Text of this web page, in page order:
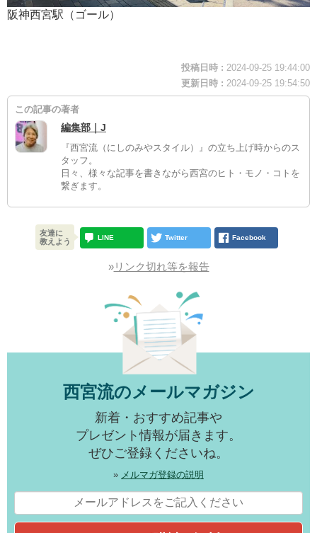
阪神西宮駅（ゴール）
投稿日時 : 2024-09-25 19:44:00
更新日時 : 2024-09-25 19:54:50
この記事の著者
編集部｜J
『西宮流（にしのみやスタイル）』の立ち上げ時からのス
タッフ。
日々、様々な記事を書きながら西宮のヒト・モノ・コトを
繋ぎます。
友達に
教えよう
LINE Twitter Facebook
»リンク切れ等を報告
西宮流のメールマガジン
新着・おすすめ記事や
プレゼント情報が届きます。
ぜひご登録くださいね。
» メルマガ登録の説明